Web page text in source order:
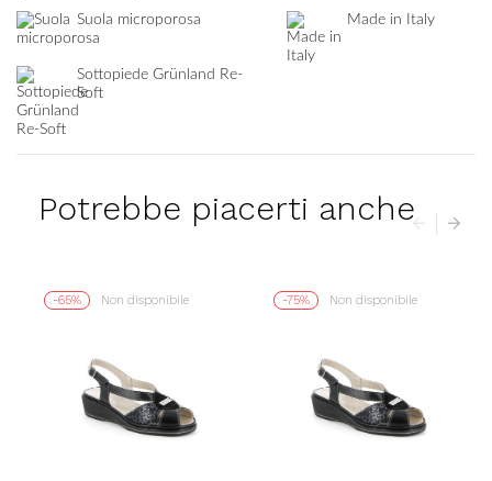
Suola microporosa Made in Italy
Sottopiede Grünland Re-
Soft
Potrebbe piacerti anche
-65% Non disponibile -75% Non disponibile